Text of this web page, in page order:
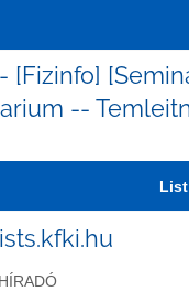
[Fizinfo]
--